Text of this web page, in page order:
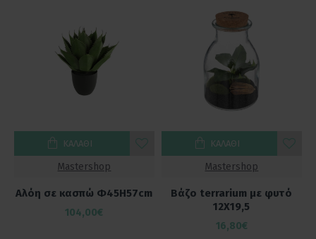
Mastershop
Αλόη σε κασπώ Φ45Η57cm
104,00€
ΚΑΛΆΘΙ
Mastershop
Βάζο terrarium με φυτό
12Χ19,5
16,80€
ΚΑΛΆΘΙ